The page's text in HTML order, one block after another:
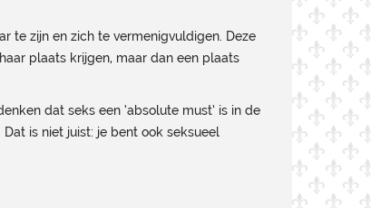
te zijn en zich te vermenigvuldigen. Deze
plaats krijgen, maar dan een plaats
dat seks een ‘absolute must’ is in de
is niet juist: je bent ook seksueel